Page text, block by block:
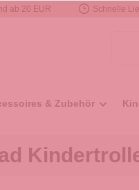
springen
ab 20 EUR Schnelle
& Zubehör